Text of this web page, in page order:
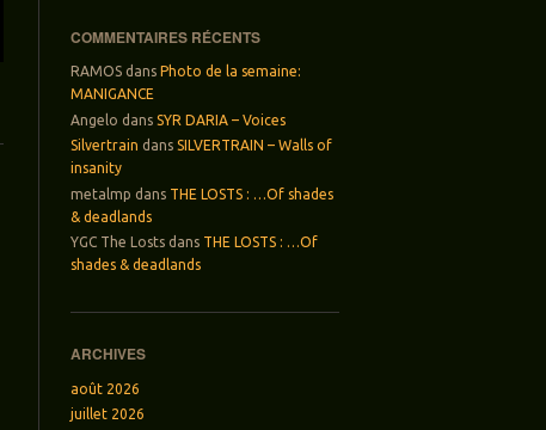
COMMENTAIRES RÉCENTS
RAMOS dans Photo de la semaine:
MANIGANCE
Angelo dansSYR DARIA – Voices
Silvertrain dansSILVERTRAIN – Walls of
insanity
metalmp dans THE LOSTS : …Of shades
& deadlands
YGC The Losts dans THE LOSTS : …Of
shades & deadlands
ARCHIVES
août 2026
juillet 2026